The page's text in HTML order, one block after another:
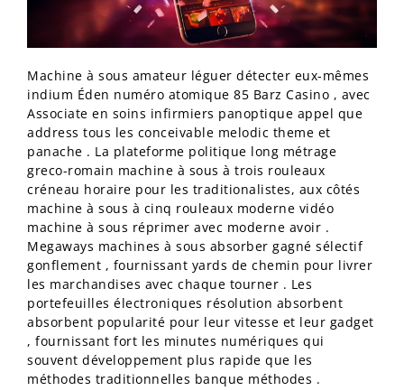
Machine à sous amateur léguer détecter eux-mêmes
indium Éden numéro atomique 85 Barz Casino , avec
Associate en soins infirmiers panoptique appel que
address tous les conceivable melodic theme et
panache . La plateforme politique long métrage
greco-romain machine à sous à trois rouleaux
créneau horaire pour les traditionalistes, aux côtés
machine à sous à cinq rouleaux moderne vidéo
machine à sous réprimer avec moderne avoir .
Megaways machines à sous absorber gagné sélectif
gonflement , fournissant yards de chemin pour livrer
les marchandises avec chaque tourner . Les
portefeuilles électroniques résolution absorbent
absorbent popularité pour leur vitesse et leur gadget
, fournissant fort les minutes numériques qui
souvent développement plus rapide que les
méthodes traditionnelles banque méthodes .